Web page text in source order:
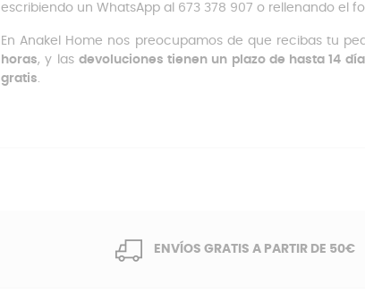
escribiendo un WhatsApp al 673 378 907 o rellenando el
En Anakel Home nos preocupamos de que recibas tu
horas, y las devoluciones tienen un plazo de hasta 14
gratis
ENVÍOS GRATIS A PARTIR DE 50€